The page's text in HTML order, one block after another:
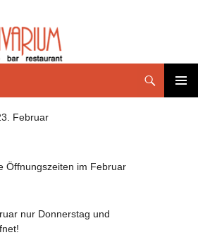
Februar
Öffnungszeiten im Februar
nur Donnerstag und